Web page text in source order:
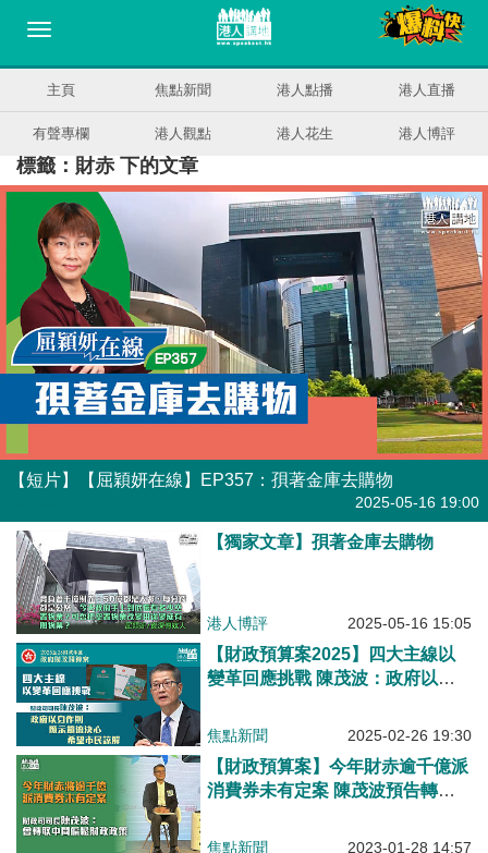
主頁 焦點新聞 港人點播 港人直播
有聲專欄 港人觀點 港人花生 港人博評
標籤：財赤 下的文章
【短片】【屈穎妍在線】EP357：孭著金庫去購物
2025-05-16 19:00
【獨家文章】孭著金庫去購物
港人博評 2025-05-16 15:05
【財政預算案2025】四大主線以
變革回應挑戰 陳茂波：政府以身
焦點新聞 2025-02-26 19:30
【財政預算案】今年財赤逾千億派
消費券未有定案 陳茂波預告轉取
焦點新聞 2023-01-28 14:57